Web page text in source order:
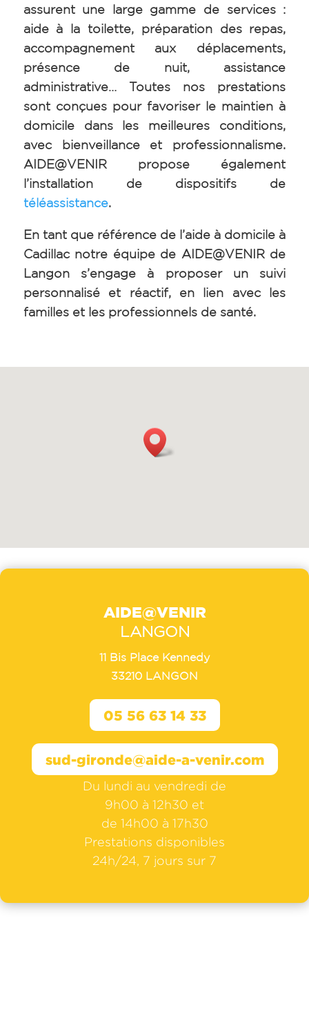
assurent une large gamme de services :
aide à la toilette, préparation des repas,
accompagnement aux déplacements,
présence de nuit, assistance
administrative… Toutes nos prestations
sont conçues pour favoriser le maintien à
domicile dans les meilleures conditions,
avec bienveillance et professionnalisme.
AIDE@VENIR propose également
l’installation de dispositifs de
téléassistance.
En tant que référence de l’aide à domicile à
Cadillac notre équipe de AIDE@VENIR de
Langon s’engage à proposer un suivi
personnalisé et réactif, en lien avec les
familles et les professionnels de santé.
AIDE@VENIR
LANGON
11 Bis Place Kennedy
33210 LANGON
Du lundi au vendredi de
9h00 à 12h30 et
de 14h00 à 17h30
Prestations disponibles
24h/24, 7 jours sur 7
sud-gironde@aide-a-venir.com
05 56 63 14 33